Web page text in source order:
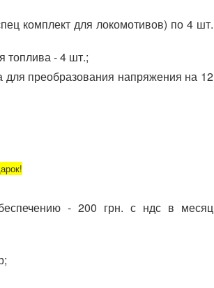
комплект для локомотивов) по 4 шт.
топлива - 4 шт.;
для преобразования напряжения на 12
- 200 грн. с ндс в месяц